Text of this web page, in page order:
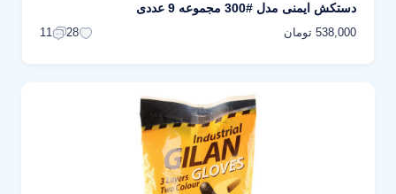
دستکش ایمنی مدل #300 مجموعه 9 عددی
538,000 تومان 28
11